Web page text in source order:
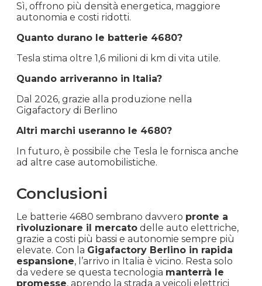
Sì, offrono più densità energetica, maggiore
autonomia e costi ridotti.
Quanto durano le batterie 4680?
Tesla stima oltre 1,6 milioni di km di vita utile.
Quando arriveranno in Italia?
Dal 2026, grazie alla produzione nella
Gigafactory di Berlino
Altri marchi useranno le 4680?
In futuro, è possibile che Tesla le fornisca anche
ad altre case automobilistiche.
Conclusioni
Le batterie 4680 sembrano davvero pronte a
rivoluzionare il mercato delle auto elettriche,
grazie a costi più bassi e autonomie sempre più
elevate. Con la Gigafactory Berlino in rapida
espansione, l’arrivo in Italia è vicino. Resta solo
da vedere se questa tecnologia manterrà le
promesse, aprendo la strada a veicoli elettrici